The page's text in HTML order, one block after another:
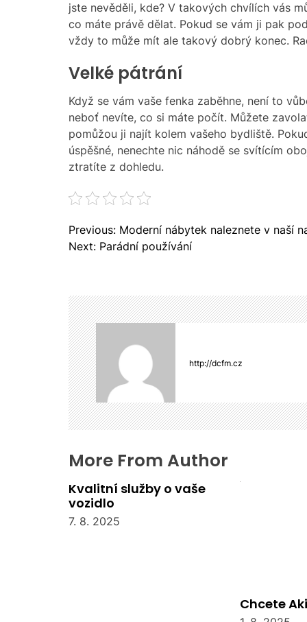
jste nevěděli, kde? V takových chvílích vás
co máte právě dělat. Pokud se vám ji pak
vždy to může mít ale takový dobrý konec.
Velké pátrání
Když se vám vaše fenka zaběhne, není to
neboť nevíte, co si máte počít. Můžete
pomůžou ji najít kolem vašeho bydliště.
úspěšné, nenechte nic náhodě se svítícím
ztratíte z dohledu.
N
a
g
a
c
e
p
r
o
p
ř
s
ě
v
e
Previous: Moderní nábytek naleznete v naší
Next: Parádní používání
http://dcfm.cz
More From Author
Kvalitní služby o vaše
vozidlo
7. 8. 2025
Chcete